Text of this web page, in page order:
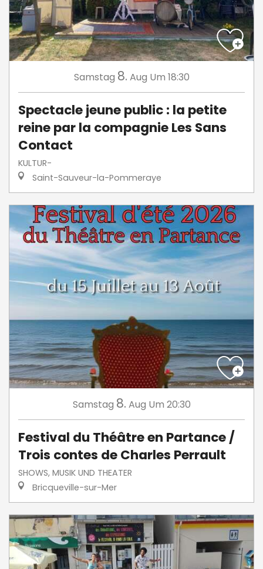
Samstag 8. Aug Um 18:30
Spectacle jeune public : la petite
reine par la compagnie Les Sans
Contact
KULTUR-
Saint-Sauveur-la-Pommeraye
Samstag 8. Aug Um 20:30
Festival du Théâtre en Partance /
Trois contes de Charles Perrault
SHOWS, MUSIK UND THEATER
Bricqueville-sur-Mer